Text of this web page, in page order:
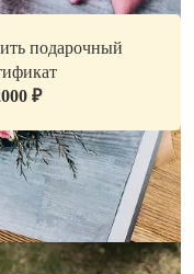
подарочный
₽